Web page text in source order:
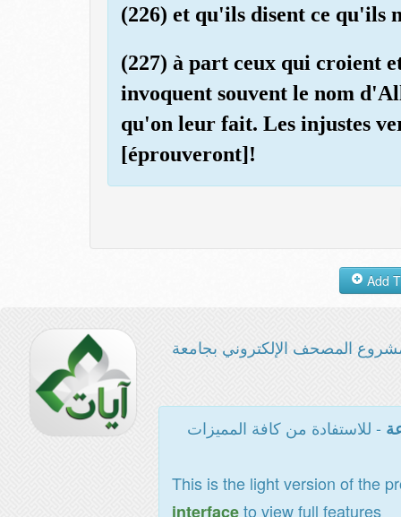
(226) et qu'ils disent ce qu'ils
(227) à part ceux qui croient
invoquent souvent le nom
qu'on leur fait. Les injustes
[éprouveront]!
المصحف الإلكتروني بجامعة
- للاستفادة من كافة المميزات
This is the light version of the
interfaceto view full features